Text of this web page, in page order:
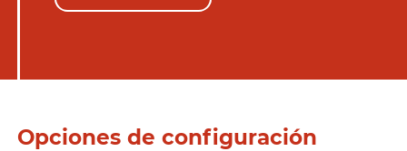
Opciones de configuración